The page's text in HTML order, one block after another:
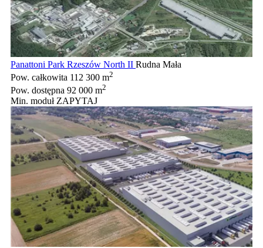
Panattoni Park Rzeszów North II Rudna Mała
Pow. całkowita 112 300 m2
Pow. dostępna 92 000 m2
Min. moduł ZAPYTAJ